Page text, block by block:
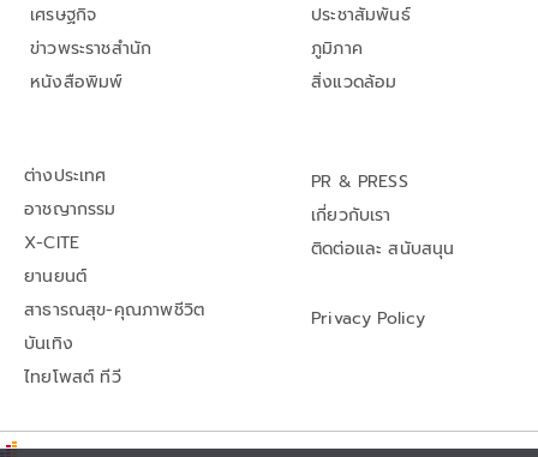
เศรษฐกิจ
ข่าวพระราชสำนัก
หนังสือพิมพ์
ประชาสัมพันธ์
ภูมิภาค
สิ่งแวดล้อม
ต่างประเทศ
อาชญากรรม
X-CITE
ยานยนต์
สาธารณสุข-คุณภาพชีวิต
บันเทิง
ไทยโพสต์ ทีวี
PR & PRESS
เกี่ยวกับเรา
ติดต่อและ สนับสนุน
Privacy Policy